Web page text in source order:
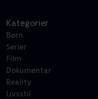
Kategorier
Børn
Serier
Film
Dokumentar
Reality
Livsstil